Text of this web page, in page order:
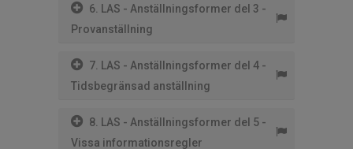
6. LAS - Anställningsformer del 3 -
Provanställning
7. LAS - Anställningsformer del 4 -
Tidsbegränsad anställning
8. LAS - Anställningsformer del 5 -
Vissa informationsregler